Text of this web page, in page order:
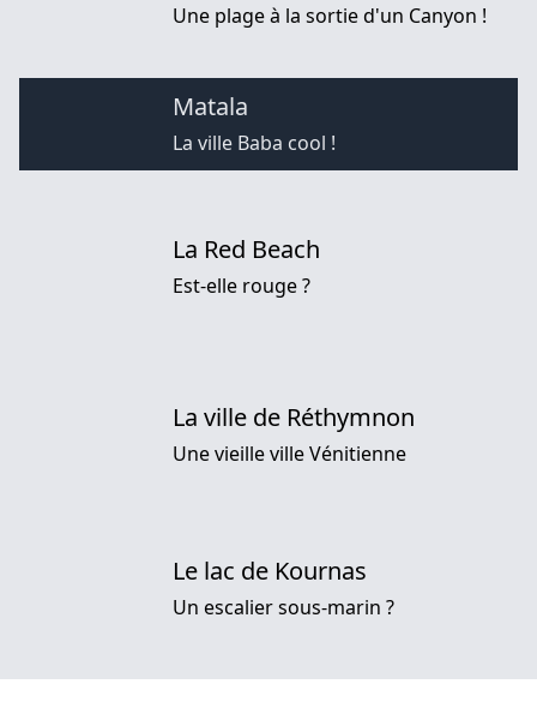
Une plage à la sortie d'un Canyon !
Matala
La ville Baba cool !
La Red Beach
Est-elle rouge ?
La ville de Réthymnon
Une vieille ville Vénitienne
Le lac de Kournas
Un escalier sous-marin ?